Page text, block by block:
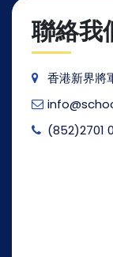
聯絡我
香港新界將
(852)2701